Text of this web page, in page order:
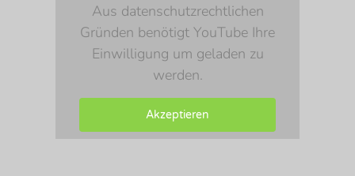
Aus datenschutzrechtlichen
Gründen benötigt YouTube Ihre
Einwilligung um geladen zu
werden.
Akzeptieren